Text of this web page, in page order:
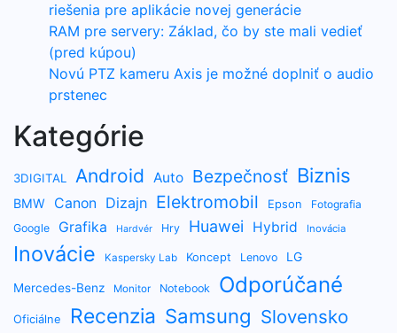
riešenia pre aplikácie novej generácie
RAM pre servery: Základ, čo by ste mali vedieť
(pred kúpou)
Novú PTZ kameru Axis je možné doplniť o audio
prstenec
Kategórie
3DIGITAL Android Auto Bezpečnosť Biznis
BMW Canon Dizajn Elektromobil Epson
Fotografia
Google
Grafika Hardvér Hry Huawei Hybrid Inovácia
Inovácie Kaspersky Lab Koncept Lenovo LG
Mercedes-Benz Monitor Notebook Odporúčané
Oficiálne Recenzia Samsung Slovensko